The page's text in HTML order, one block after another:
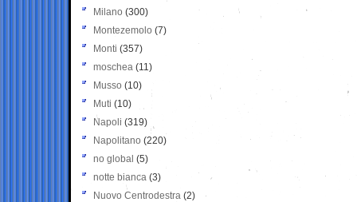
Milano (300)
Montezemolo (7)
Monti (357)
moschea (11)
Musso (10)
Muti (10)
Napoli (319)
Napolitano (220)
no global (5)
notte bianca (3)
Nuovo Centrodestra (2)